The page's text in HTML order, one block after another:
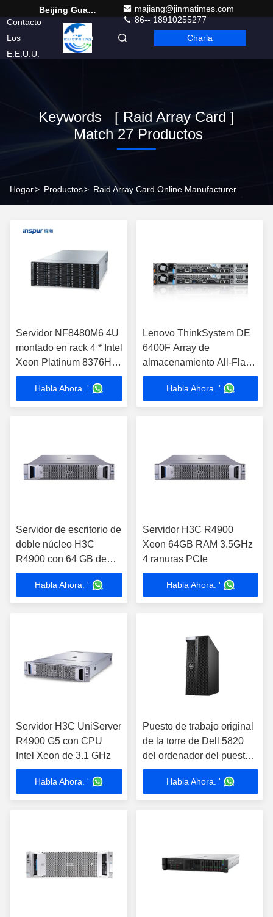
Beijing Guangtian Runze Technology Co., Ltd.
majiang@jinmatimes.com
86-- 18910255277
Contacto
Los
E.E.U.U.
Spanish Charla
Keywords [ Raid Array Card ]
Match 27 Productos
Hogar> Productos> Raid Array Card Online Manufacturer
Servidor NF8480M6 4U
montado en rack 4 * Intel
Xeon Platinum 8376HL
4 * 1300W 64G Memoria
4 * 2.4T SAS Disco duro
2G Tarjeta de matriz
Habla Ahora. '
Lenovo ThinkSystem DE
6400F Array de
almacenamiento All-Flash
2U RJ-45
Habla Ahora. '
Servidor de escritorio de
doble núcleo H3C
R4900 con 64 GB de
memoria
Habla Ahora. '
Servidor H3C R4900
Xeon 64GB RAM 3.5GHz
4 ranuras PCIe
Habla Ahora. '
Servidor H3C UniServer
R4900 G5 con CPU
Intel Xeon de 3.1 GHz
Habla Ahora. '
Puesto de trabajo original
de la torre de Dell 5820
del ordenador del puesto
de trabajo de la torre con
la CPU de Intel Xeon W-
2245
Habla Ahora. '